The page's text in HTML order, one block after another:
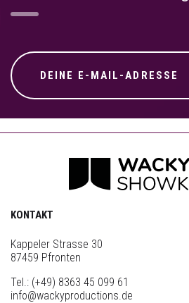
KONTAKT
Kappeler Strasse 30
87459 Pfronten
Tel.: (+49) 8363 45 099 61
info@wackyproductions.de